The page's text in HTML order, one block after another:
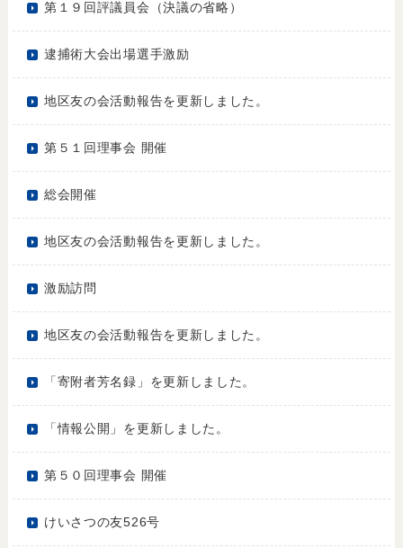
第１９回評議員会（決議の省略）
逮捕術大会出場選手激励
地区友の会活動報告を更新しました。
第５１回理事会 開催
総会開催
地区友の会活動報告を更新しました。
激励訪問
地区友の会活動報告を更新しました。
「寄附者芳名録」を更新しました。
「情報公開」を更新しました。
第５０回理事会 開催
けいさつの友526号